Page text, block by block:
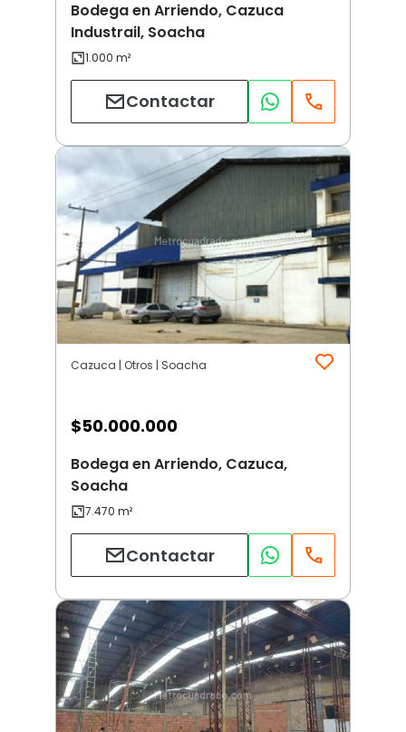
Bodega en Arriendo, Cazuca
Industrail, Soacha
Contactar
Cazuca | Otros | Soacha
$50.000.000
Bodega en Arriendo, Cazuca,
Soacha
Contactar